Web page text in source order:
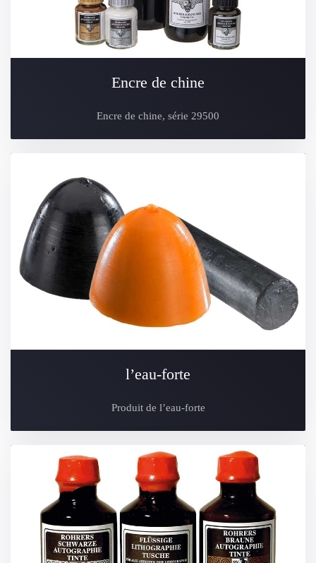
Encre de chine
Encre de chine, série 29500
l’eau-forte
Produit de l’eau-forte